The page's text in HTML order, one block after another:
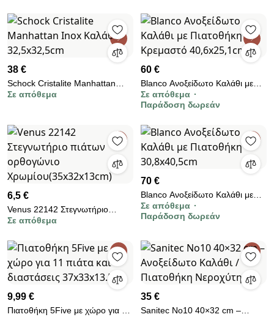
38 €
Schock Cristalite Manhattan
Inox Kαλάθι 32,5x32,5cm
Σε απόθεμα
60 €
Blanco Ανοξείδωτο Καλάθι με
Πιατοθήκη Κρεμαστό
40,6x25,1cm
Σε απόθεμα
Παράδοση δωρεάν
6,5 €
Venus 22142 Στεγνωτήριο
πιάτων ορθογώνιο
Σε απόθεμα
70 €
Blanco Ανοξείδωτο Καλάθι με
Πιατοθήκη 30,8x40,5cm
Σε απόθεμα
Παράδοση δωρεάν
9,99 €
Πιατοθήκη 5Five με χώρο για 11
35 €
Sanitec No10 40×32 cm –